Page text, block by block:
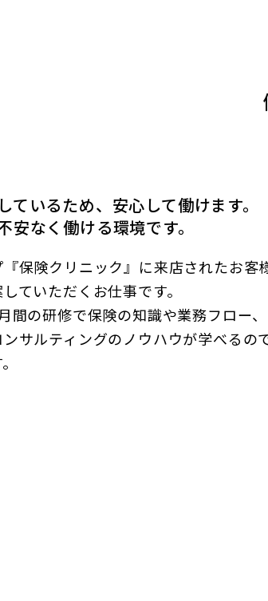
ているため、安心して働けます。
安なく働ける環境です。
保険クリニック』に来店されたお客
ていただくお仕事です。
間の研修で保険の知識や業務フロー
サルティングのノウハウが学べるの